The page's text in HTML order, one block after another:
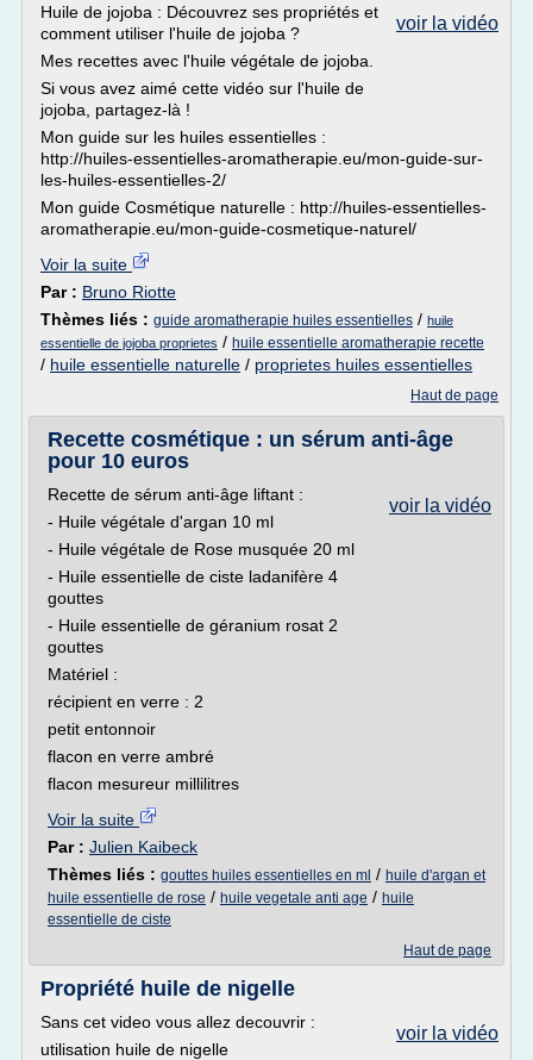
voir la vidéo
Huile de jojoba : Découvrez ses propriétés et
comment utiliser l'huile de jojoba ?
Mes recettes avec l'huile végétale de jojoba.
Si vous avez aimé cette vidéo sur l'huile de
jojoba, partagez-là !
Mon guide sur les huiles essentielles :
http://huiles-essentielles-aromatherapie.eu/mon-guide-sur-
les-huiles-essentielles-2/
Mon guide Cosmétique naturelle : http://huiles-essentielles-
aromatherapie.eu/mon-guide-cosmetique-naturel/
Voir la suite
Par : Bruno Riotte
Thèmes liés : guide aromatherapie huiles essentielles / huile
essentielle de jojoba proprietes / huile essentielle aromatherapie recette
/ huile essentielle naturelle / proprietes huiles essentielles
Haut de page
Recette cosmétique : un sérum anti-âge
pour 10 euros
voir la vidéo
Recette de sérum anti-âge liftant :
- Huile végétale d'argan 10 ml
- Huile végétale de Rose musquée 20 ml
- Huile essentielle de ciste ladanifère 4
gouttes
- Huile essentielle de géranium rosat 2
gouttes
Matériel :
récipient en verre : 2
petit entonnoir
flacon en verre ambré
flacon mesureur millilitres
Voir la suite
Par : Julien Kaibeck
Thèmes liés : gouttes huiles essentielles en ml / huile d'argan et
huile essentielle de rose / huile vegetale anti age / huile
essentielle de ciste
Haut de page
Propriété huile de nigelle
voir la vidéo
Sans cet video vous allez decouvrir :
utilisation huile de nigelle